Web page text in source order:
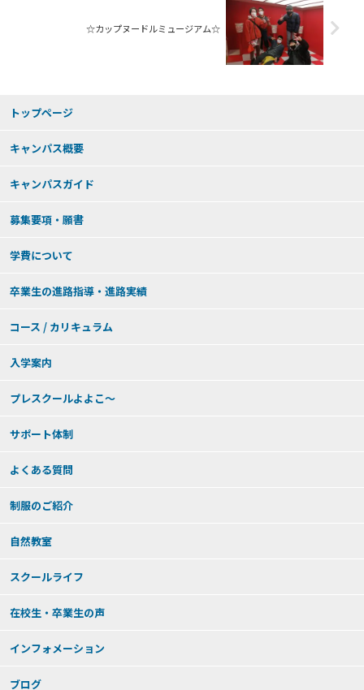
☆カップヌードルミュージアム☆
トップページ
キャンパス概要
キャンパスガイド
募集要項・願書
学費について
卒業生の進路指導・進路実績
コース / カリキュラム
入学案内
プレスクールよよこ～
サポート体制
よくある質問
制服のご紹介
自然教室
スクールライフ
在校生・卒業生の声
インフォメーション
ブログ